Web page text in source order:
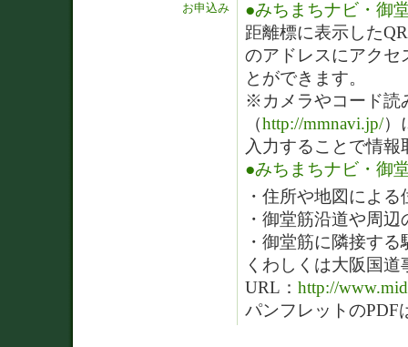
お申込み
●みちまちナビ・御
距離標に表示した
のアドレスにアクセ
とができます。
※カメラやコード読
（http://mmnavi.jp/）
入力することで情
●みちまちナビ・御
・住所や地図による
・御堂筋沿道や周
・御堂筋に隣接す
くわしくは大阪国道
URL： http://
パンフレットのPDF